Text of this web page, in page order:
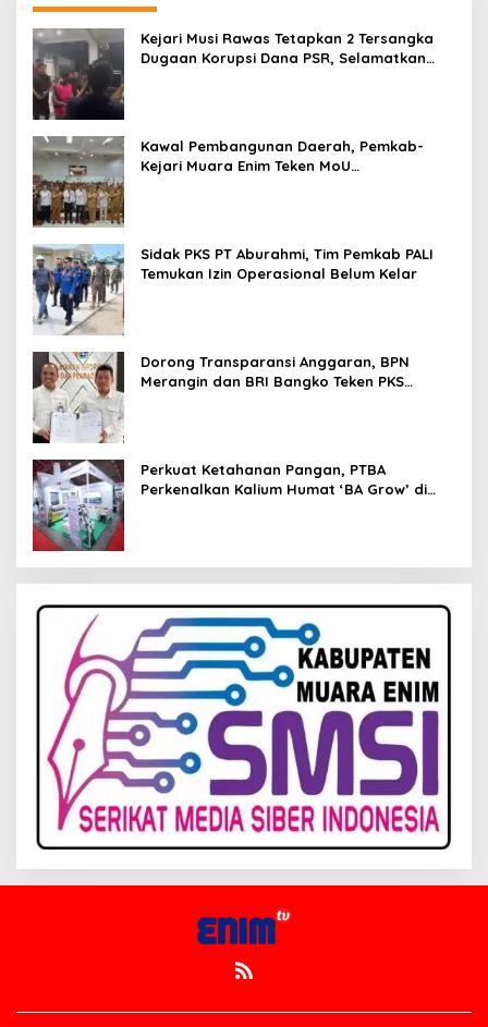
Kejari Musi Rawas Tetapkan 2 Tersangka
Dugaan Korupsi Dana PSR, Selamatkan
Kawal Pembangunan Daerah, Pemkab-
Kejari Muara Enim Teken MoU
Sidak PKS PT Aburahmi, Tim Pemkab PALI
Temukan Izin Operasional Belum Kelar
Dorong Transparansi Anggaran, BPN
Merangin dan BRI Bangko Teken PKS
Perkuat Ketahanan Pangan, PTBA
Perkenalkan Kalium Humat ‘BA Grow’ di